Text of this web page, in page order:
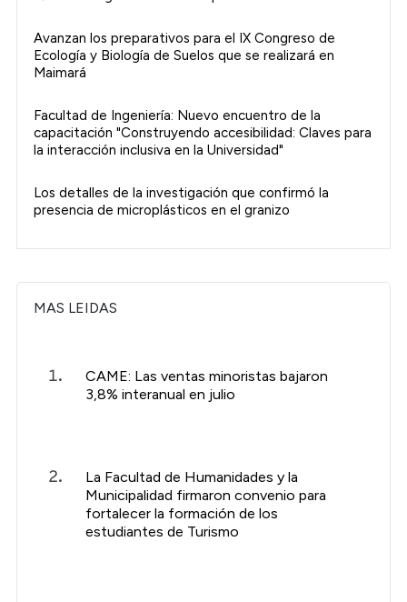
Avanzan los preparativos para el IX Congreso de
Ecología y Biología de Suelos que se realizará en
Maimará
Facultad de Ingeniería: Nuevo encuentro de la
capacitación "Construyendo accesibilidad: Claves para
la interacción inclusiva en la Universidad"
Los detalles de la investigación que confirmó la
presencia de microplásticos en el granizo
MAS LEIDAS
CAME: Las ventas minoristas bajaron
3,8% interanual en julio
La Facultad de Humanidades y la
Municipalidad firmaron convenio para
fortalecer la formación de los
estudiantes de Turismo